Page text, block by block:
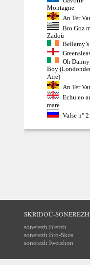
Montagne
An Ter
Bro Goz
Zadoù
Oh Danny
Boy
Aire)
An Ter
Echu eo ar
mare
Valse n° 2
SKRIDOÙ-
sonerezh Breizh
sonerezh Bro-Skos
sonerezh Iwerzhon